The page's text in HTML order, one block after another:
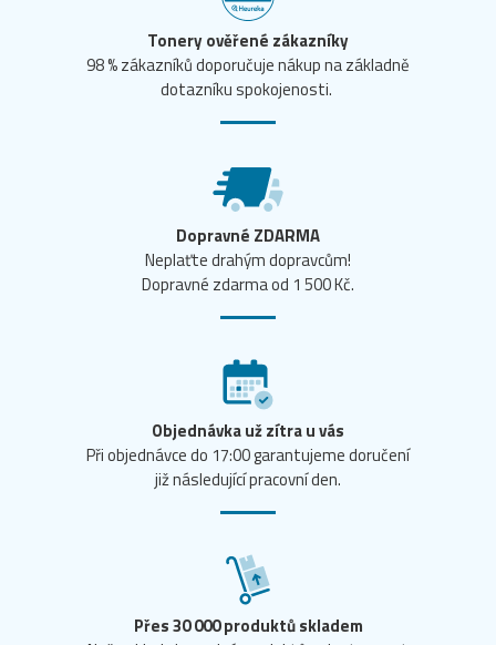
Tonery ověřené zákazníky
98 % zákazníků doporučuje nákup na základně
dotazníku spokojenosti.
Dopravné ZDARMA
Neplaťte drahým dopravcům!
Dopravné zdarma od 1 500 Kč.
Objednávka už zítra u vás
Při objednávce do 17:00 garantujeme doručení
již následující pracovní den.
Přes 30 000 produktů skladem